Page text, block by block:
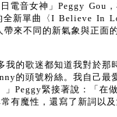
電音女神」Peggy Gou
全新單曲〈I Believe In
來不同的新氣象與正面
我的歌迷都知道我對於那
的頭號粉絲。我自己最
Peggy緊接著說：「在
有魔性，還寫了新詞以